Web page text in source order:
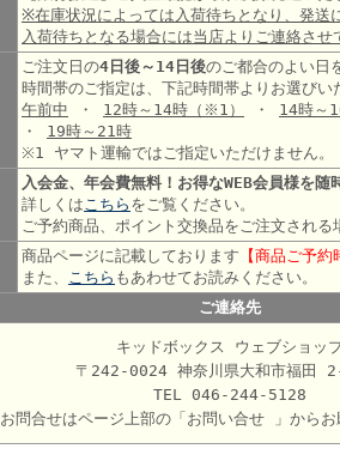
※在庫状況によっては入荷待ちとなり、発送
入荷待ちとなる場合には当店よりご連絡させ
ご注文日の4日後～14日後のご都合のよい日
時間帯のご指定は、下記時間帯よりお選びい
午前中 ・ 12時～14時 （※1） ・ 14時～
・ 19時～21時
※1 ヤマト運輸ではご指定いただけません。
入会金、年会費無料！お得なWEB会員様を随
詳しくはこちら をご覧ください。
ご予約商品、ポイント交換品をご注文される
商品ページに記載しております 【商品ご予約
また、 こちら もあわせてお読みください。
ご連絡先
キッドボックス ウェブショッ
〒242-0024 神奈川県大和市福田
TEL 046-244-5128
お問合せはページ上部の「お問い合せ 」からお